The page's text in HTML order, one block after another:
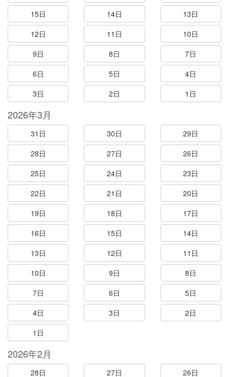
15日
14日
13日
12日
11日
10日
9日
8日
7日
6日
5日
4日
3日
2日 1日
2026年3月
31日 30日
29日
28日
27日
26日
25日
24日
23日
22日
21日
20日
19日
18日
17日
16日
15日
14日
13日
12日
11日
10日
9日
8日
7日
6日
5日
4日
3日
2日
1日
2026年2月
28日 27日
26日